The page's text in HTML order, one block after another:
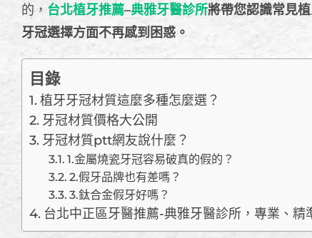
的， 台北植牙推薦–典雅牙醫診所將帶您認識常見
牙冠選擇方面不再感到困惑。
目錄
植牙牙冠材質這麼多種怎麼選？
牙冠材質價格大公開
牙冠材質ptt網友說什麼？
1.金屬燒瓷牙冠容易破真的假的？
2.假牙品牌也有差嗎？
3.鈦合金假牙好嗎？
台北中正區牙醫推薦-典雅牙醫診所，專業、精